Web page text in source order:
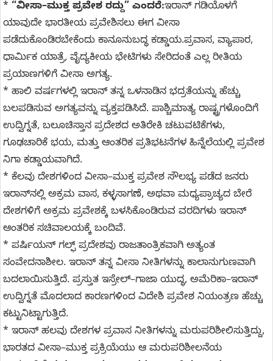
* “ವೀಸಾ–ಮುಕ್ತ ಪ್ರವೇಶ ರದ್ದು” ಎಂದರೆ:ಇರಾನ್ ಗಡಿಯೊಳಗೆ
ಯಾವುದೇ ಭಾರತೀಯ ಪ್ರವೇಶಿಸಲು ಈಗ ವೀಸಾ
ಪಡೆದುಕೊಂಡಿರಬೇಕೆಂದು ಕಾನೂನುಬದ್ಧ ಕಡ್ಡಾಯ.ಪ್ರವಾಸ, ವ್ಯಾಪಾರ,
ಧಾರ್ಮಿಕ ಯಾತ್ರೆ, ವೈದ್ಯಕೀಯ ಭೇಟಿಗಳು ಸೇರಿದಂತೆ ಎಲ್ಲ ರೀತಿಯ
ಪ್ರಯಾಣಗಳಿಗೆ ವೀಸಾ ಅಗತ್ಯ.
* ಹಾಲಿ ವರ್ಷಗಳಲ್ಲಿ ಇರಾನ್ ತನ್ನ ಒಳನಾಡಿನ ಭದ್ರತೆಯನ್ನು ಹೆಚ್ಚು
ಬಲಪಡಿಸುವ ಅಗತ್ಯವನ್ನು ವ್ಯಕ್ತಪಡಿಸಿದೆ. ಪಾಶ್ಚಿಮಾತ್ಯ ರಾಷ್ಟ್ರಗಳೊಂದಿಗೆ
ಉದ್ವಿಗ್ನತೆ, ಬಲೂಚಿಸ್ತಾನ ಪ್ರದೇಶದ ಅತಿರೇಕಿ ಚಟುವಟಿಕೆಗಳು,
ಗೂಢಚಾರಿಕೆ ಭಯ, ಮತ್ತು ಆಂತರಿಕ ಪ್ರತಿಭಟನೆಗಳ ಹಿನ್ನೆಲೆಯಲ್ಲಿ ಪ್ರವೇಶ
ನಿಗಾ ಕಡ್ಡಾಯವಾಗಿದೆ.
* ಕೆಲವು ದೇಶಗಳಿಂದ ವೀಸಾ–ಮುಕ್ತ ಪ್ರವೇಶ ಸೌಲಭ್ಯ ಪಡೆದ ಜನರು
ಇರಾನ್‌ನಲ್ಲಿ ಅಕ್ರಮ ವಾಸ, ಕಳ್ಳಸಾಗಣೆ, ಅಥವಾ ಮಧ್ಯಪ್ರಾಚ್ಯದ ಬೇರೆ
ದೇಶಗಳಿಗೆ ಅಕ್ರಮ ಪ್ರವೇಶಕ್ಕೆ ಬಳಸಿಕೊಂಡಿರುವ ವರದಿಗಳು ಇರಾನ್
ಆಂತರಿಕ ಸಚಿವಾಲಯಕ್ಕೆ ಬಂದಿವೆ.
* ಪರ್ಷಿಯನ್ ಗಲ್ಫ್ ಪ್ರದೇಶವು ರಾಜತಾಂತ್ರಿಕವಾಗಿ ಅತ್ಯಂತ
ಸಂವೇದನಾಶೀಲ. ಇರಾನ್ ತನ್ನ ವೀಸಾ ನೀತಿಗಳನ್ನು ಕಾಲಾನುಗುಣವಾಗಿ
ಬದಲಾಯಿಸುತ್ತಿದೆ. ಪ್ರಸ್ತುತ ಇಸ್ರೇಲ್–ಗಾಜಾ ಯುದ್ಧ, ಅಮೆರಿಕಾ–ಇರಾನ್
ಉದ್ವಿಗ್ನತೆ ಮೊದಲಾದ ಕಾರಣಗಳಿಂದ ವಿದೇಶಿ ಪ್ರವೇಶ ನಿಯಂತ್ರಣ ಹೆಚ್ಚು
ಕಟ್ಟುನಿಟ್ಟಾಗುತ್ತಿದೆ.
* ಇರಾನ್ ಹಲವು ದೇಶಗಳ ಪ್ರವಾಸ ನೀತಿಗಳನ್ನು ಮರುಪರಿಶೀಲಿಸುತ್ತಿದ್ದು,
ಭಾರತದ ವೀಸಾ–ಮುಕ್ತ ಪ್ರಕ್ರಿಯೆಯು ಆ ಮರುಪರಿಶೀಲನೆಯ